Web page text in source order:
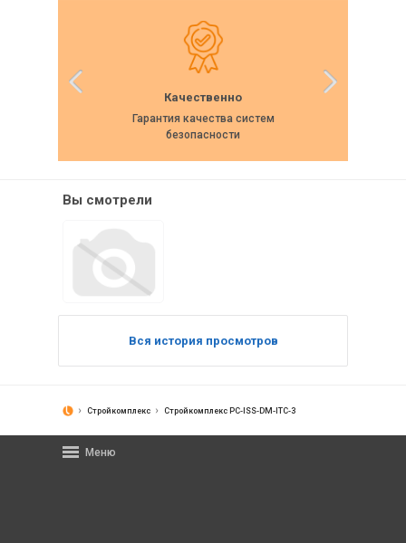
Качественно
Гарантия качества систем
безопасности
Вы смотрели
Вся история просмотров
Стройкомплекс Стройкомплекс PC-ISS-DM-ITC-3
Меню